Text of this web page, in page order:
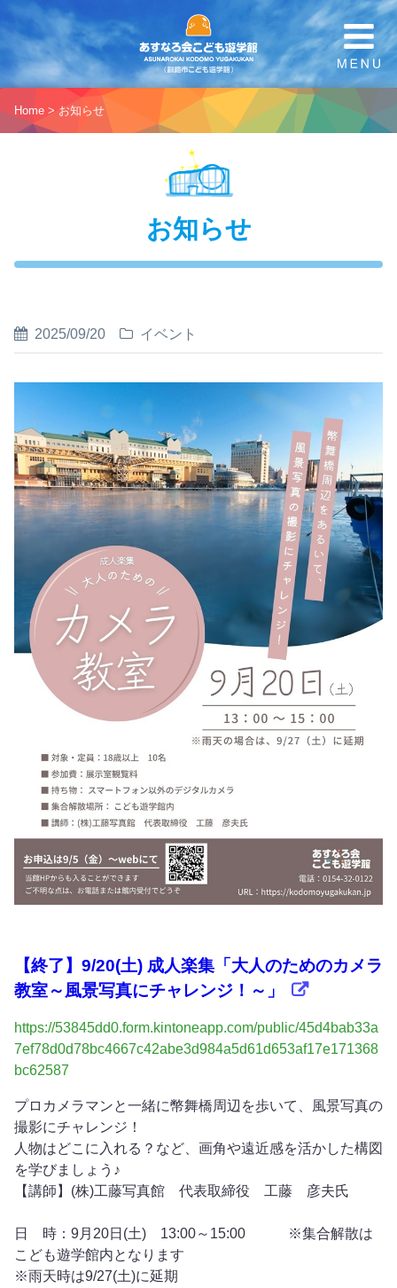
Home > お知らせ
お知らせ
2025/09/20 イベント
【終了】9/20(土) 成人楽集「大人のためのカメラ
教室～風景写真にチャレンジ！～」
https://53845dd0.form.kintoneapp.com/public/45d4bab33a
7ef78d0d78bc4667c42abe3d984a5d61d653af17e171368
bc62587
プロカメラマンと一緒に幣舞橋周辺を歩いて、風景写真の
撮影にチャレンジ！
人物はどこに入れる？など、画角や遠近感を活かした構図
を学びましょう♪
【講師】(株)工藤写真館 代表取締役 工藤 彦夫氏
日 時：9月20日(土) 13:00～15:00 ※集合解散は
こども遊学館内となります
※雨天時は9/27(土)に延期